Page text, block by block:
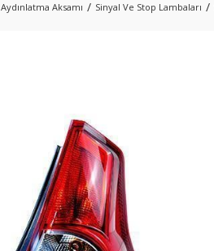
Aydınlatma Aksamı Sinyal Ve Stop Lambaları